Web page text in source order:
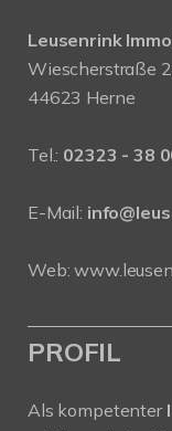
Leusenrink
Wiescherstraße
44623 Herne
Tel.: 02323 - 38
E-Mail:
Web:
PROFIL
Als kompetenter